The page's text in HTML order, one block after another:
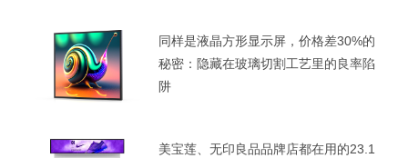
同样是液晶方形显示屏，价格差30%的
秘密：隐藏在玻璃切割工艺里的良率陷
阱
美宝莲、无印良品品牌店都在用的23.1